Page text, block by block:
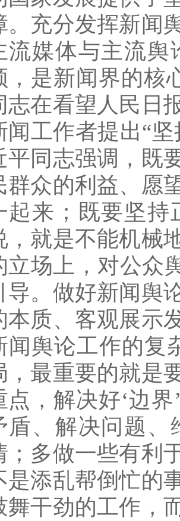
。充分发挥新闻
流媒体与主流舆
，是新闻界的核
志在看望人民日
闻工作者提出“
平同志强调，既
群众的利益、愿
起来；既要坚持
，就是不能机械
立场上，对公众
导。做好新闻舆
本质、客观展示
闻舆论工作的复
，最重要的就是
点，解决好‘边
盾、解决问题、
；多做一些有利
是添乱帮倒忙的
舞干劲的工作，